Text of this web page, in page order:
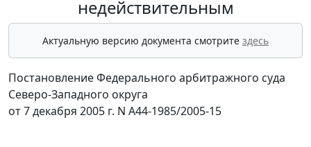
недействительным
Актуальную версию документа смотрите здесь
Постановление Федерального арбитражного суда
Северо-Западного округа
от 7 декабря 2005 г. N А44-1985/2005-15